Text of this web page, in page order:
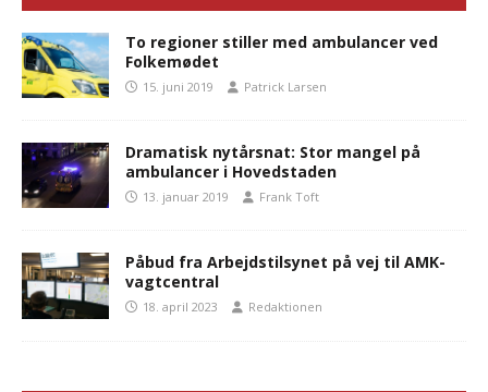
To regioner stiller med ambulancer ved
Folkemødet
15. juni 2019 Patrick Larsen
Dramatisk nytårsnat: Stor mangel på
ambulancer i Hovedstaden
13. januar 2019 Frank Toft
Påbud fra Arbejdstilsynet på vej til AMK-
vagtcentral
18. april 2023 Redaktionen